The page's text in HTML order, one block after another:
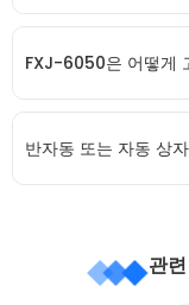
FXJ-6050은 어떻게
반자동 또는 자동 상
관